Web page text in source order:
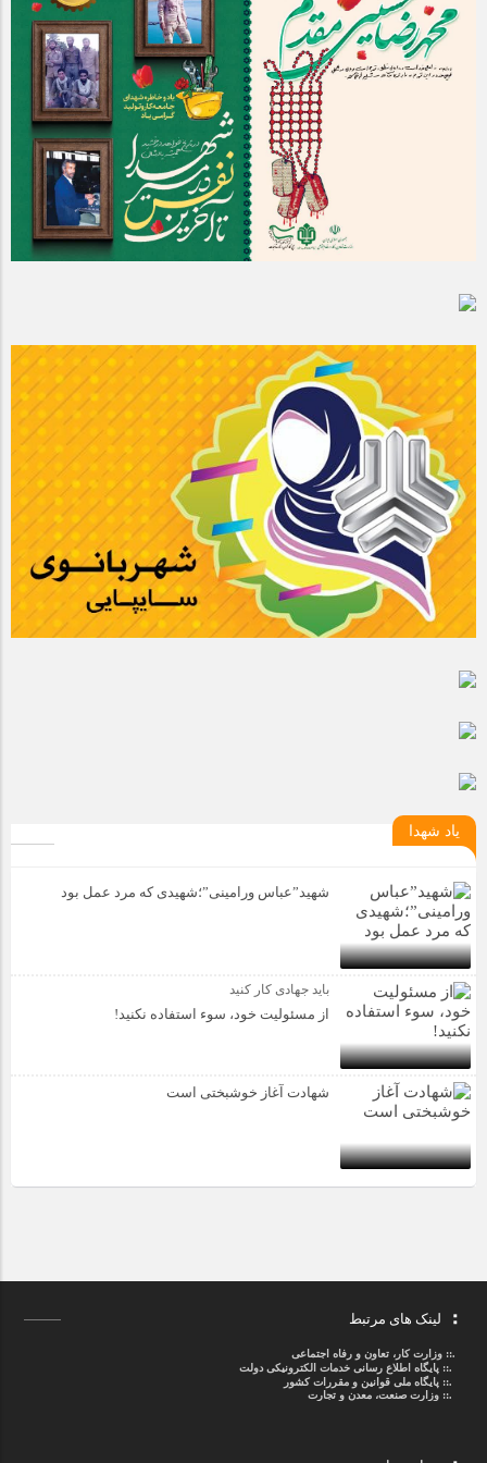
یاد شهدا
شهید”عباس ورامینی”؛شهیدی که مرد عمل بود
باید جهادی کار کنید
از مسئولیت خود، سوء استفاده نکنید!
شهادت آغاز خوشبختی است
لینک های مرتبط
.::وزارت کار، تعاون و رفاه اجتماعی
.::پایگاه اطلاع رسانی خدمات الکترونیکی دولت
.::پایگاه ملی قوانین و مقررات کشور
.:: وزارت صنعت، معدن و تجارت